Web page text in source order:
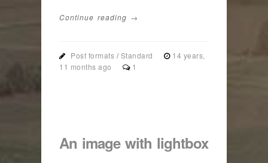
Continue reading →
Post formats /Standard
14 years,
11 months ago
1
An image with lightbox